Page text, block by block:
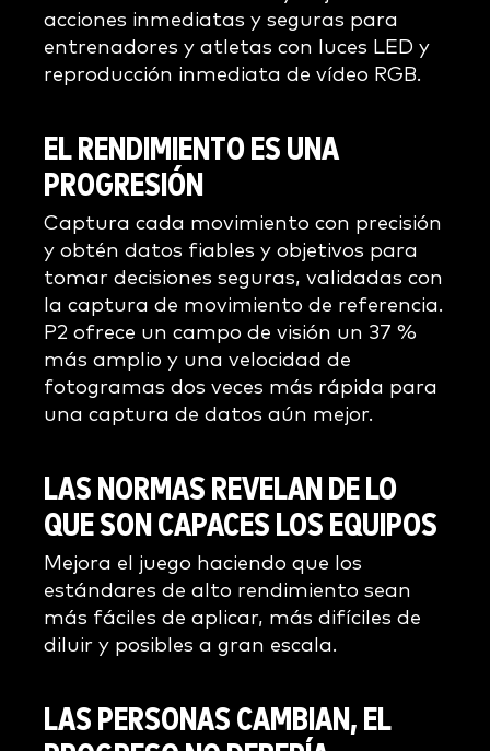
acciones inmediatas y seguras para
entrenadores y atletas con luces LED y
reproducción inmediata de vídeo RGB.
EL RENDIMIENTO ES UNA
PROGRESIÓN
Captura cada movimiento con precisión
y obtén datos fiables y objetivos para
tomar decisiones seguras, validadas con
la captura de movimiento de referencia.
P2 ofrece un campo de visión un 37 %
más amplio y una velocidad de
fotogramas dos veces más rápida para
una captura de datos aún mejor.
LAS NORMAS REVELAN DE LO
QUE SON CAPACES LOS EQUIPOS
Mejora el juego haciendo que los
estándares de alto rendimiento sean
más fáciles de aplicar, más difíciles de
diluir y posibles a gran escala.
LAS PERSONAS CAMBIAN, EL